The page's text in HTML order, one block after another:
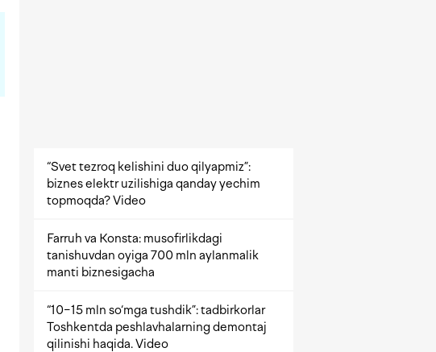
“Svet tezroq kelishini duo qilyapmiz”:
biznes elektr uzilishiga qanday yechim
topmoqda? Video
Farruh va Konsta: musofirlikdagi
tanishuvdan oyiga 700 mln aylanmalik
manti biznesigacha
“10−15 mln so‘mga tushdik”: tadbirkorlar
Toshkentda peshlavhalarning demontaj
qilinishi haqida. Video